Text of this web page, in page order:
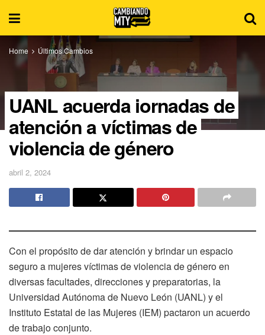
Home Últimos Cambios
UANL acuerda jornadas de
atención a víctimas de
violencia de género
abril 2, 2024
Con el propósito de dar atención y brindar un espacio
seguro a mujeres víctimas de violencia de género en
diversas facultades, direcciones y preparatorias, la
Universidad Autónoma de Nuevo León (UANL) y el
Instituto Estatal de las Mujeres (IEM) pactaron un acuerdo
de trabajo conjunto.